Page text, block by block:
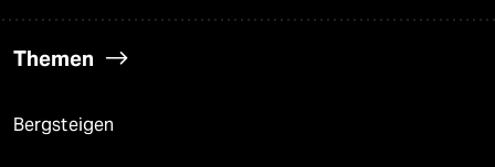
Themen
Bergsteigen